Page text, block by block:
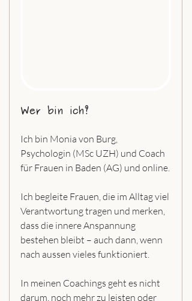
Wer bin ich?
Ich bin Monia von Burg,
Psychologin (MSc UZH) und Coach
für Frauen in Baden (AG) und online.
Ich begleite Frauen, die im Alltag viel
Verantwortung tragen und merken,
dass die innere Anspannung
bestehen bleibt – auch dann, wenn
nach aussen vieles funktioniert.
In meinen Coachings geht es nicht
darum, noch mehr zu leisten oder